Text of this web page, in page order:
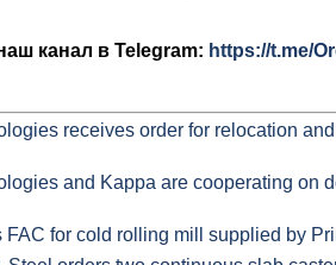
канал в Telegram: https://t.me/
receives order for relocation
and Kappa are cooperating on
FAC for cold rolling mill supplied by